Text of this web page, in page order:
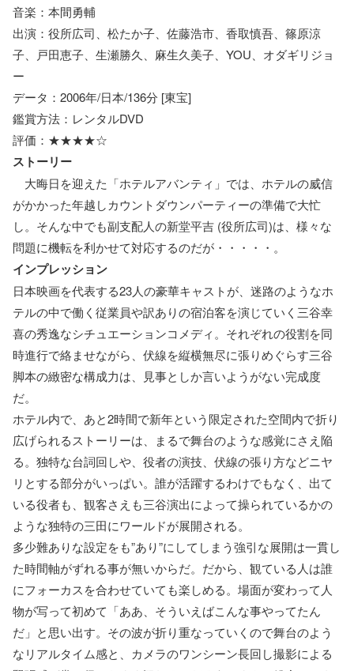
音楽：本間勇輔
出演：役所広司、松たか子、佐藤浩市、香取慎吾、篠原涼
子、戸田恵子、生瀬勝久、麻生久美子、YOU、オダギリジョ
ー
データ：2006年/日本/136分 [東宝]
鑑賞方法：レンタルDVD
評価：★★★★☆
ストーリー
大晦日を迎えた「ホテルアバンティ」では、ホテルの威信
がかかった年越しカウントダウンパーティーの準備で大忙
し。そんな中でも副支配人の新堂平吉 (役所広司)は、様々な
問題に機転を利かせて対応するのだが・・・・・。
インプレッション
日本映画を代表する23人の豪華キャストが、迷路のようなホ
テルの中で働く従業員や訳ありの宿泊客を演じていく三谷幸
喜の秀逸なシチュエーションコメディ。それぞれの役割を同
時進行で絡ませながら、伏線を縦横無尽に張りめぐらす三谷
脚本の緻密な構成力は、見事としか言いようがない完成度
だ。
ホテル内で、あと2時間で新年という限定された空間内で折り
広げられるストーリーは、まるで舞台のような感覚にさえ陥
る。独特な台詞回しや、役者の演技、伏線の張り方などニヤ
リとする部分がいっぱい。誰が活躍するわけでもなく、出て
いる役者も、観客さえも三谷演出によって操られているかの
ような独特の三田にワールドが展開される。
多少難ありな設定をも”あり”にしてしまう強引な展開は一貫し
た時間軸がずれる事が無いからだ。だから、観ている人は誰
にフォーカスを合わせていても楽しめる。場面が変わって人
物が写って初めて「ああ、そういえばこんな事やってたん
だ」と思い出す。その波が折り重なっていくので舞台のよう
なリアルタイム感と、カメラのワンシーン長回し撮影による